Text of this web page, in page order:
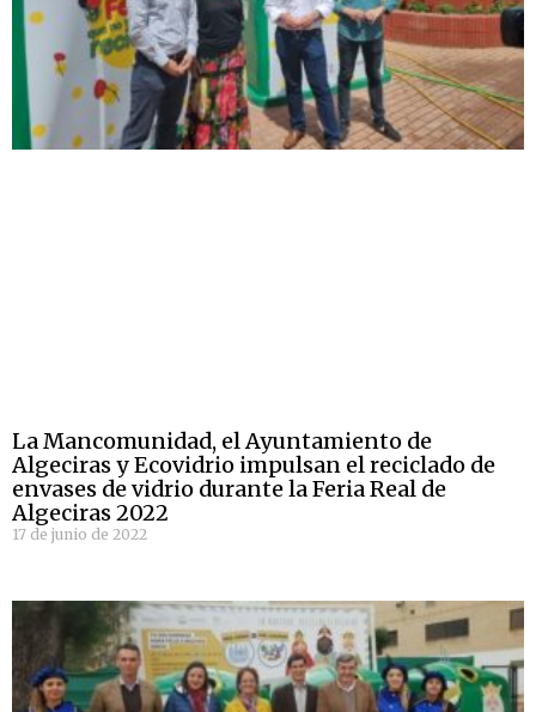
La Mancomunidad, el Ayuntamiento de
Algeciras y Ecovidrio impulsan el reciclado de
envases de vidrio durante la Feria Real de
Algeciras 2022
17 de junio de 2022